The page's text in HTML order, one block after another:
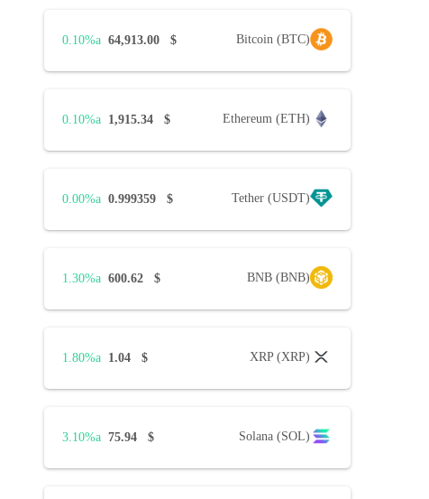
Bitcoin (BTC)
$
64,913.00
0.10%
Ethereum (ETH)
$
1,915.34
0.10%
Tether (USDT)
$
0.999359
0.00%
BNB (BNB)
$
600.62
1.30%
XRP (XRP)
$
1.04
1.80%
Solana (SOL)
$
75.94
3.10%